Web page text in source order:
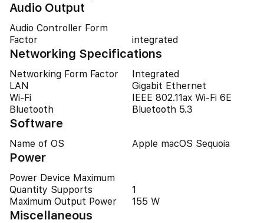
Audio Output
Audio Controller Form
Factor
integrated
Networking Specifications
Networking Form Factor
Integrated
LAN
Gigabit Ethernet
Wi-Fi
IEEE 802.11ax Wi-Fi 6E
Bluetooth
Bluetooth 5.3
Software
Name of OS Apple macOS Sequoia
Power
Power Device Maximum
Quantity Supports
1
Maximum Output Power
155 W
Miscellaneous